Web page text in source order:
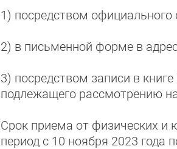
1) посредством официального
2) в письменной форме в
3) посредством записи в
подлежащего рассмотрению
Срок приема от физических и
период с 10 ноября 2023 года